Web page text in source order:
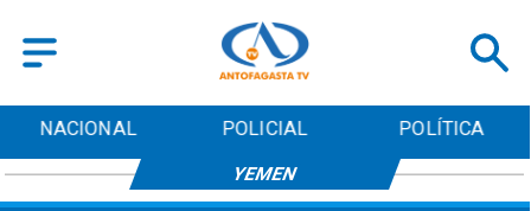
NACIONAL POLICIAL POLÍTICA
YEMEN